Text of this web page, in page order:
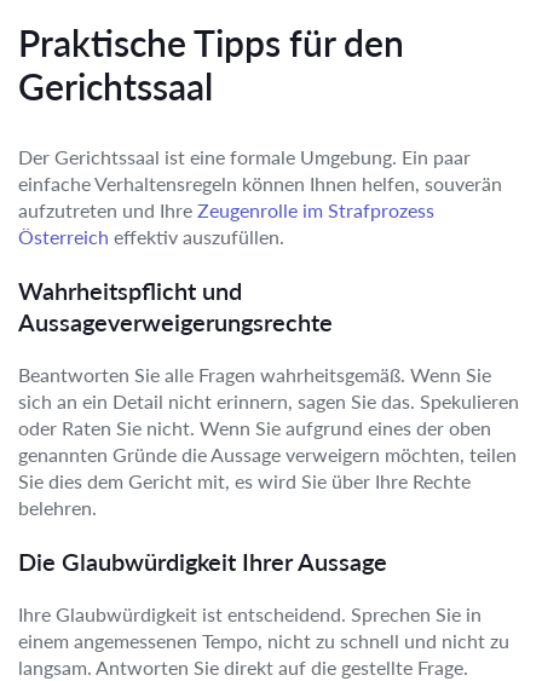
Praktische Tipps für den
Gerichtssaal
Der Gerichtssaal ist eine formale Umgebung. Ein paar
einfache Verhaltensregeln können Ihnen helfen, souverän
aufzutreten und Ihre Zeugenrolle im Strafprozess
Österreich effektiv auszufüllen.
Wahrheitspflicht und
Aussageverweigerungsrechte
Beantworten Sie alle Fragen wahrheitsgemäß. Wenn Sie
sich an ein Detail nicht erinnern, sagen Sie das. Spekulieren
oder Raten Sie nicht. Wenn Sie aufgrund eines der oben
genannten Gründe die Aussage verweigern möchten, teilen
Sie dies dem Gericht mit, es wird Sie über Ihre Rechte
belehren.
Die Glaubwürdigkeit Ihrer Aussage
Ihre Glaubwürdigkeit ist entscheidend. Sprechen Sie in
einem angemessenen Tempo, nicht zu schnell und nicht zu
langsam. Antworten Sie direkt auf die gestellte Frage.